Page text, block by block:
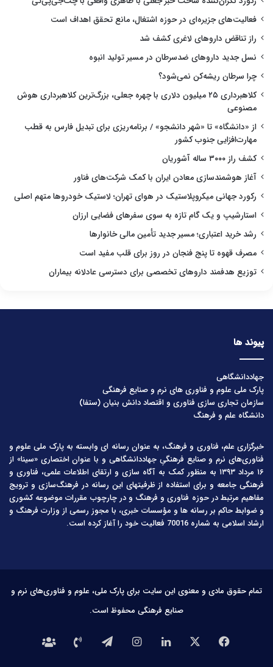
فعالیت‌های جزیره‌ای در حوزه اشتغال، مانع تحقق اهداف است
راز تناقض داروهای لاغری کشف شد
نسل جدید داروهای ضدسرطان در مسیر تولید انبوه
چرا سرطان ریشه‌کن نمی‌شود؟
کلاهبرداری ۲۵ میلیون دلاری با چهره جعلی، بزرگ‌ترین کلاهبرداری هوش
مصنوعی
از «دانشگاه» تا «شهر دانشجو» / برنامه‌ریزی برای تبدیل فارس به قطب
مهارت‌افزایی جنوب کشور
کشف راز ۳۰۰۰ ساله آشوریان
آغاز هوشمندسازی معادن ایران با کمک شرکت‌های فناور
رکورد جهانی میکروپلاستیک در هوای تهران؛ لاستیک خودروها متهم اصلی
استارشیپ و یک گام تازه به سوی سفرهای فضایی ارزان
رشد خرید اعتباری؛ مسیر جدید تأمین مالی خانوارها
مصرف قهوه تا پنج فنجان در روز برای قلب مفید است
توزیع هدفمند داروهای تخصصی برای دسترسی عادلانه بیماران
پیوند ها
جهاددانشگاهی
پارک ملی علوم و فناوری های نرم و صنایع فرهنگی
سازمان تجاری سازی فناوری و اقتصاد دانش بنیان (ستفا)
دانشگاه علم و فرهنگ
خبرگزاری علم، فناوری و فرهنگ، به عنوان رسانه ای وابسته به پارک ملی علوم و
فناوری‌های نرم و صنایع فرهنگیِ جهاددانشگاهی و با عنوان اختصاری «سینا» از
۱۶ مرداد ۱۳۹۳ به منظور کمک به آگاه سازی و ارتقای اطلاعات علمی، فناوری و
فرهنگی جامعه و برای استفاده از ظرفیتهای این رسانه در فرهنگ‌سازی و ترویج
مفاهیم مرتبط در حوزه فناوری و فرهنگ و در چارچوب مقررات موضوعه کشوری
و ضوابط حاکم بر رسانه ها و مؤسسات خبری، با مجوز رسمی از وزارت فرهنگ و
ارشاد اسلامی به شماره 70016 فعالیت خود را آغاز کرده است.
تمام حقوق مادی و معنوی این سایت برای پارک ملی، علوم و فناوری‌های نرم و
صنایع فرهنگی محفوظ است.
فیس
لینکدیناینستاگرامتلگرامتماس درباره